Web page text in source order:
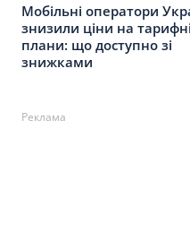
Мобільні оператори
знизили ціни на тарифні
плани: що доступно зі
знижками
Реклама